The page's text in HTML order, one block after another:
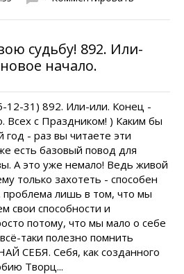
судьбу! 892. Или-
начало.
12-31) 892. Или-или. Конец -
Всех с Праздником! ) Каким бы
- раз вы читаете эти
есть базовый повод для
А это уже немало! Ведь живой
только захотеть - способен
проблема лишь в том, что мы
свои способности и
потому, что мы мало о себе
таки полезно помнить
СЕБЯ. Себя, как созданного
Творц...